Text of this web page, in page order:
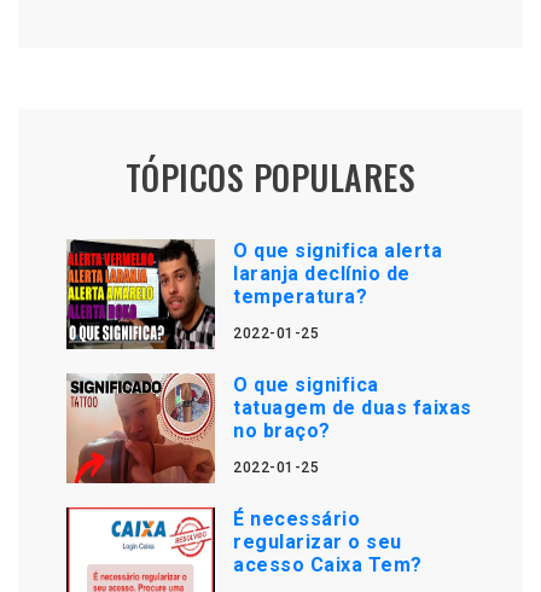
TÓPICOS POPULARES
O que significa alerta
laranja declínio de
temperatura?
2022-01-25
O que significa
tatuagem de duas faixas
no braço?
2022-01-25
É necessário
regularizar o seu
acesso Caixa Tem?